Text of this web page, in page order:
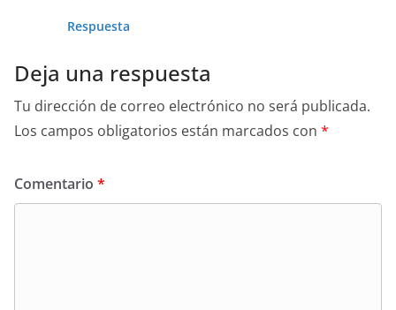
Respuesta
Deja una respuesta
Tu dirección de correo electrónico no será publicada.
Los campos obligatorios están marcados con *
Comentario *